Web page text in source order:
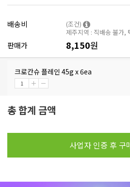
배송비
(조건)
제주지역 : 직배송 불가,
판매가 8,150원
크로칸슈 플레인 45g x 6ea
총 합계 금액
사업자 인증 후 구